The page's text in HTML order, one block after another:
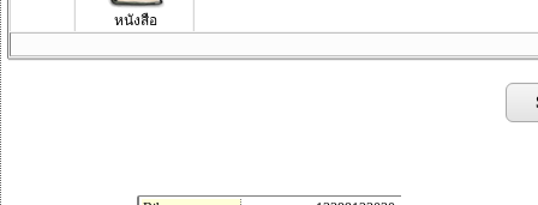
หนังสือ